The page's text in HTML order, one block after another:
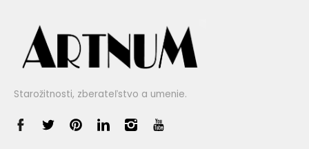
Starožitnosti, zberateľstvo a umenie.